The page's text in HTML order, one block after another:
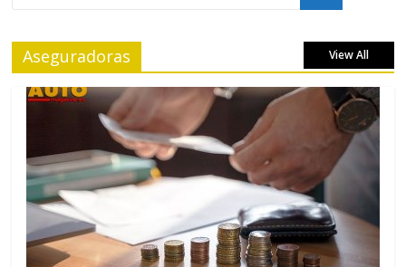
Aseguradoras View All